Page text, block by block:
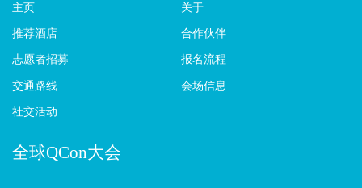
主页 关于
推荐酒店 合作伙伴
志愿者招募 报名流程
交通路线 会场信息
社交活动
全球QCon大会